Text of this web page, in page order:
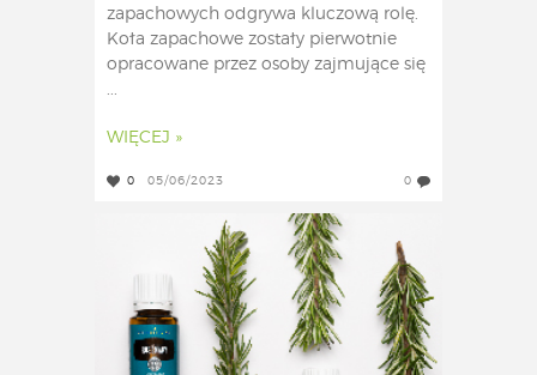
zapachowych odgrywa kluczową rolę.
Koła zapachowe zostały pierwotnie
opracowane przez osoby zajmujące się
...
WIĘCEJ »
0 05/06/2023 0